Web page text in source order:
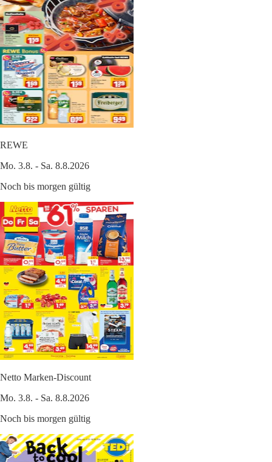
REWE
Mo. 3.8. - Sa. 8.8.2026
Noch bis morgen gültig
Netto Marken-Discount
Mo. 3.8. - Sa. 8.8.2026
Noch bis morgen gültig